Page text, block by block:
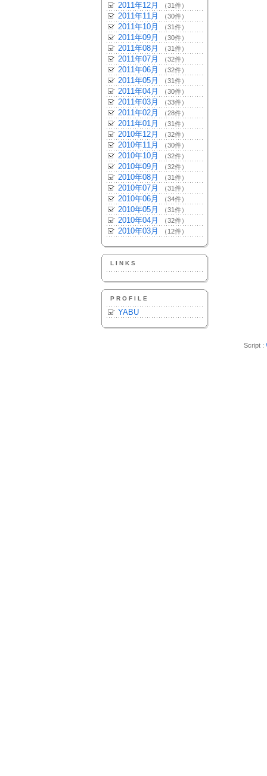
2011年12月 （31件）
2011年11月 （30件）
2011年10月 （31件）
2011年09月 （30件）
2011年08月 （31件）
2011年07月 （32件）
2011年06月 （32件）
2011年05月 （31件）
2011年04月 （30件）
2011年03月 （33件）
2011年02月 （28件）
2011年01月 （31件）
2010年12月 （32件）
2010年11月 （30件）
2010年10月 （32件）
2010年09月 （32件）
2010年08月 （31件）
2010年07月 （31件）
2010年06月 （34件）
2010年05月 （31件）
2010年04月 （32件）
2010年03月 （12件）
LINKS
PROFILE
YABU
Script :